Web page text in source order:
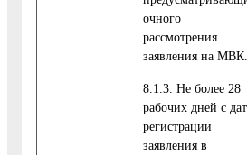
очного
рассмотрения
заявления на МВК.
8.1.3. Не более 28
рабочих дней с
регистрации
заявления в